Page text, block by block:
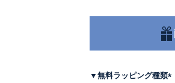
▼無料ラッピング種類